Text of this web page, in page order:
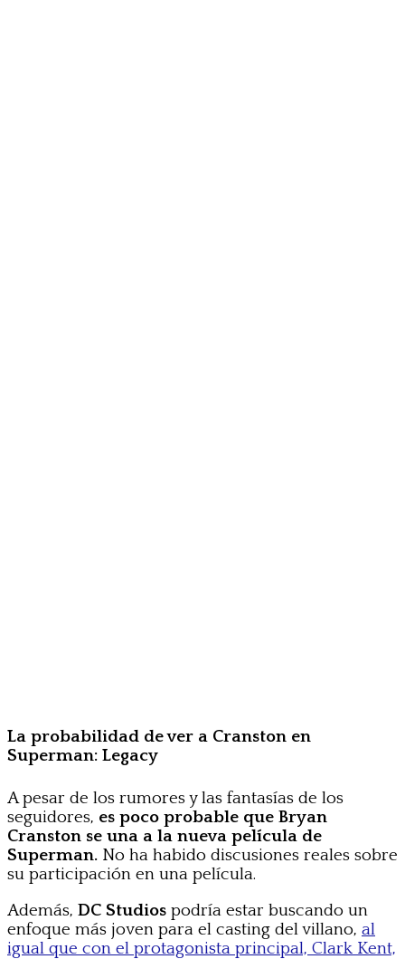
La probabilidad de ver a Cranston en
Superman: Legacy
A pesar de los rumores y las fantasías de los
seguidores, es poco probable que Bryan
Cranston se una a la nueva película de
Superman. No ha habido discusiones reales sobre
su participación en una película.
Además, DC Studios podría estar buscando un
enfoque más joven para el casting del villano, al
igual que con el protagonista principal, Clark Kent,